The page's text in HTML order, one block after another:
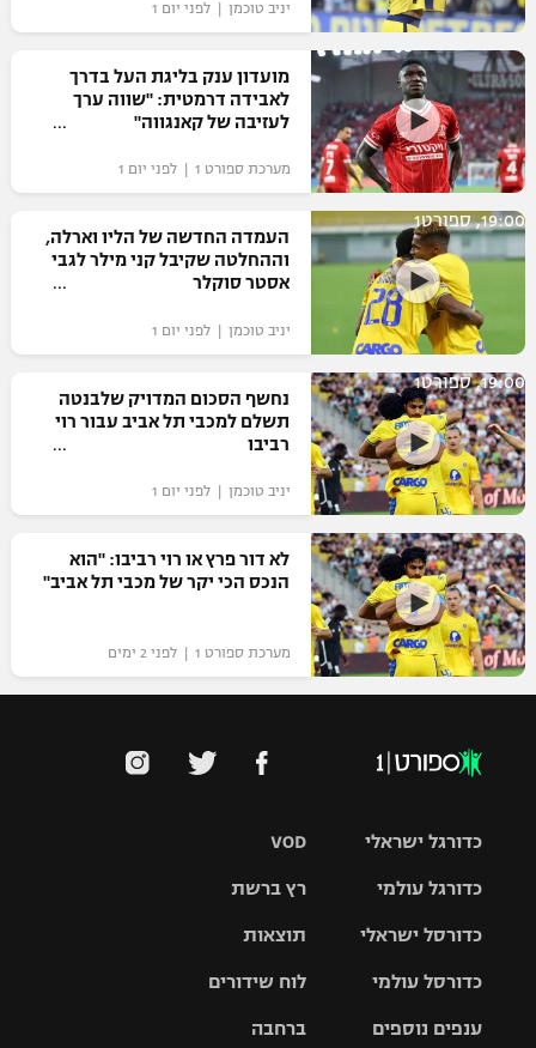
יניב טוכמן | לפני יום 1
מועדון ענק בליגת העל בדרך
לאבידה דרמטית: "שווה ערך
לעזיבה של קאנגווה"
מערכת ספורט 1 | לפני יום 1
19:00, ספורט1
העמדה החדשה של הליו וארלה,
וההחלטה שקיבל קני מילר לגבי
אסטר סוקלר
יניב טוכמן | לפני יום 1
19:00, ספורט1
נחשף הסכום המדויק שלבנטה
תשלם למכבי תל אביב עבור רוי
רביבו
יניב טוכמן | לפני יום 1
לא דור פרץ או רוי רביבו: "הוא
הנכס הכי יקר של מכבי תל אביב"
מערכת ספורט 1 | לפני 2 ימים
VOD
רץ ברשת
תוצאות
לוח שידורים
ברחבה
כדורגל ישראלי
גביע הטוטו
כדורגל עולמי
האלופות
ליגה
כדורסל ישראלי
סל
כדורסל עולמי
ענפים נוספים